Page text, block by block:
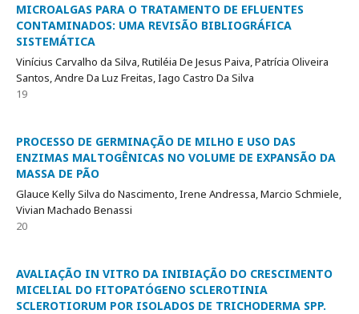
MICROALGAS PARA O TRATAMENTO DE EFLUENTES
CONTAMINADOS: UMA REVISÃO BIBLIOGRÁFICA
SISTEMÁTICA
Vinícius Carvalho da Silva, Rutiléia De Jesus Paiva, Patrícia Oliveira
Santos, Andre Da Luz Freitas, Iago Castro Da Silva
19
PROCESSO DE GERMINAÇÃO DE MILHO E USO DAS
ENZIMAS MALTOGÊNICAS NO VOLUME DE EXPANSÃO DA
MASSA DE PÃO
Glauce Kelly Silva do Nascimento, Irene Andressa, Marcio Schmiele,
Vivian Machado Benassi
20
AVALIAÇÃO IN VITRO DA INIBIAÇÃO DO CRESCIMENTO
MICELIAL DO FITOPATÓGENO SCLEROTINIA
SCLEROTIORUM POR ISOLADOS DE TRICHODERMA SPP.